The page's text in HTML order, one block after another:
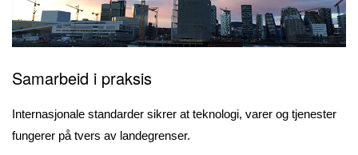
Samarbeid i praksis
Internasjonale standarder sikrer at teknologi, varer og tjenester
fungerer på tvers av landegrenser.